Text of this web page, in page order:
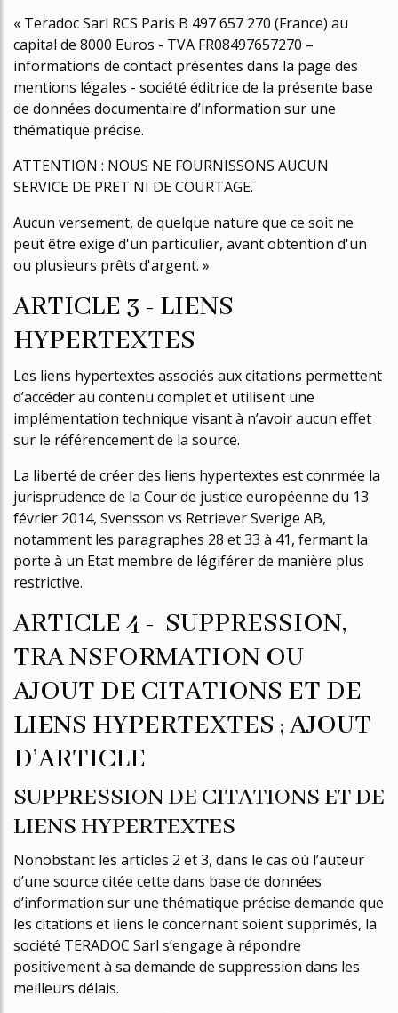
« Teradoc Sarl RCS Paris B 497 657 270 (France) au
capital de 8000 Euros - TVA FR08497657270 –
informations de contact présentes dans la page des
mentions légales - société éditrice de la présente base
de données documentaire d’information sur une
thématique précise.
ATTENTION : NOUS NE FOURNISSONS AUCUN
SERVICE DE PRET NI DE COURTAGE.
Aucun versement, de quelque nature que ce soit ne
peut être exige d'un particulier, avant obtention d'un
ou plusieurs prêts d'argent. »
ARTICLE 3 - LIENS
HYPERTEXTES
Les liens hypertextes associés aux citations permettent
d’accéder au contenu complet et utilisent une
implémentation technique visant à n’avoir aucun effet
sur le référencement de la source.
La liberté de créer des liens hypertextes est confirmée la
jurisprudence de la Cour de justice européenne du 13
février 2014, Svensson vs Retriever Sverige AB,
notamment les paragraphes 28 et 33 à 41, fermant la
porte à un Etat membre de légiférer de manière plus
restrictive.
ARTICLE 4 - SUPPRESSION,
TRA NSFORMATION OU
AJOUT DE CITATIONS ET DE
LIENS HYPERTEXTES ; AJOUT
D’ARTICLE
SUPPRESSION DE CITATIONS ET DE
LIENS HYPERTEXTES
Nonobstant les articles 2 et 3, dans le cas où l’auteur
d’une source citée cette dans base de données
d’information sur une thématique précise demande que
les citations et liens le concernant soient supprimés, la
société TERADOC Sarl s’engage à répondre
positivement à sa demande de suppression dans les
meilleurs délais.